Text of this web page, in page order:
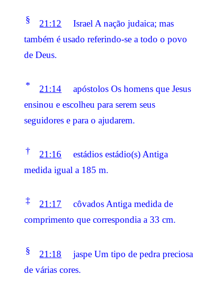
§ 21:12
Israel A nação judaica; mas
também é usado referindo-se a todo o povo
de Deus.
* 21:14
apóstolos Os homens que Jesus
ensinou e escolheu para serem seus
seguidores e para o ajudarem.
† 21:16
estádios estádio(s) Antiga
medida igual a 185 m.
‡ 21:17
côvados Antiga medida de
comprimento que correspondia a 33 cm.
§ 21:18
jaspe Um tipo de pedra preciosa
de várias cores.